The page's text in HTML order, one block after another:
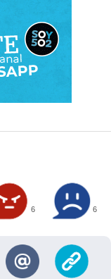
6 6